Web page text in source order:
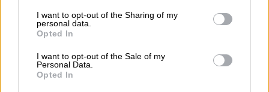
not limited to your visit or usage behaviour. You may click to
grant or deny consent to Google and its third-party tags to
use your data for below specified purposes in below Google
consent section.
I want to opt-out of the Sharing of my
personal data.
Opted In
I want to opt-out of the Sale of my
Personal Data.
Opted In
έγραψε, αλλά για όλους τους λάθος λόγους…
Είναι 28 Μαΐου 1972, στον αυτοκινητόδρομο
Interstate 15 τηςΚαλιφόρνια
. Μία γυναίκα
βρίσκει τραγικό θάνατο και ένας έφηβος